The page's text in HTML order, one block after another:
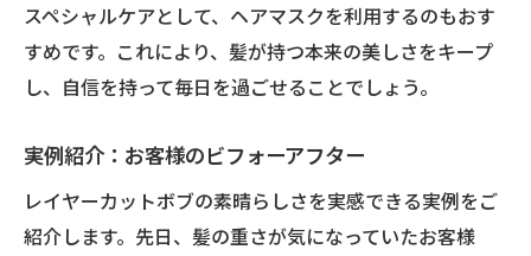
スペシャルケアとして、ヘアマスクを利用するのもおす
すめです。これにより、髪が持つ本来の美しさをキープ
し、自信を持って毎日を過ごせることでしょう。
実例紹介：お客様のビフォーアフター
レイヤーカットボブの素晴らしさを実感できる実例をご
紹介します。先日、髪の重さが気になっていたお客様